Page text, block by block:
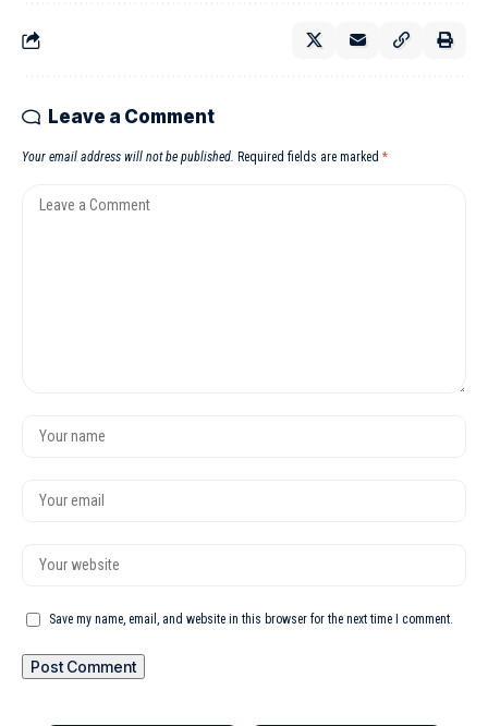
Leave a Comment
Your email address will not be published. Required fields are marked *
Save my name, email, and website in this browser for the next time I comment.